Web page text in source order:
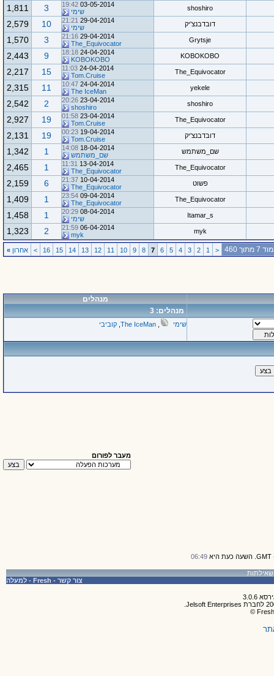
shoshiro
03-05-2014
19:42
שימי
3
1,811
דובדבנצ'יק 29-04-2014
21:21
שימי
10
2,579
Grytsje
29-04-2014
21:16
The_Equivocator
3
1,570
KOBOKOBO
24-04-2014
18:18
KOBOKOBO
9
2,443
The_Equivocator
24-04-2014
11:03
Tom.Cruise
15
2,217
yekele
24-04-2014
10:47
The IceMan
11
2,315
shoshiro
23-04-2014
20:26
shoshiro
2
2,542
The_Equivocator
23-04-2014
01:58
Tom.Cruise
19
2,927
דובדבנצ'יק 19-04-2014
00:23
Tom.Cruise
19
2,131
שם_משתמש 18-04-2014
14:08
שם_משתמש
1
1,342
The_Equivocator
13-04-2014
11:31
The_Equivocator
1
2,465
פשוט 10-04-2014
21:37
The_Equivocator
6
2,159
The_Equivocator
09-04-2014
23:54
The_Equivocator
1
1,409
Itamar_s
08-04-2014
20:29
שימי
1
1,458
myk
06-04-2014
21:59
myk
2
1,323
7 מתוך 460 <
1
2
3
4
5
6
7
8
9
10
11
12
13
14
15
16
> אחרון »
מנהלים
מנהלים: 3
שימי The IceMan קוביבי
מעבר לפורום
06:49
צור קשר -
Fresh
- למעלה